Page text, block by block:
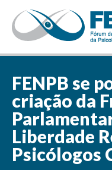
FENPB se
criação da
Liberdade
Psicólogos